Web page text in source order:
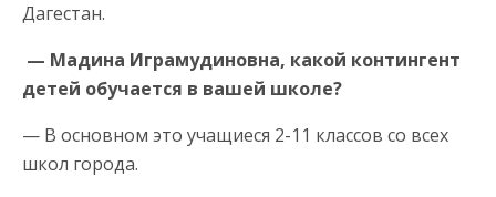
Дагестан.
— Мадина Играмудиновна, какой контингент
детей обучается в вашей школе?
— В основном это учащиеся 2-11 классов со всех
школ города.